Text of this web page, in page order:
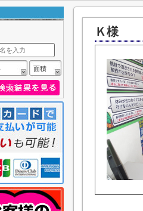
Ｋ様
面積